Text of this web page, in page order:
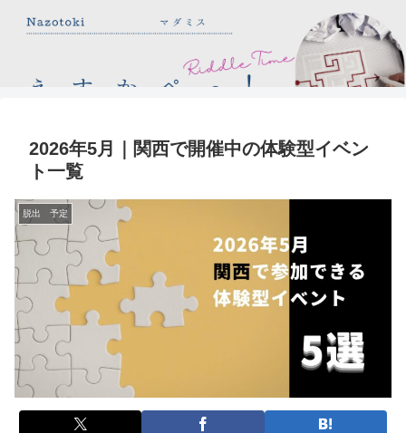
2026年5月｜関西で開催中の体験型イベン
ト一覧
脱出 予定